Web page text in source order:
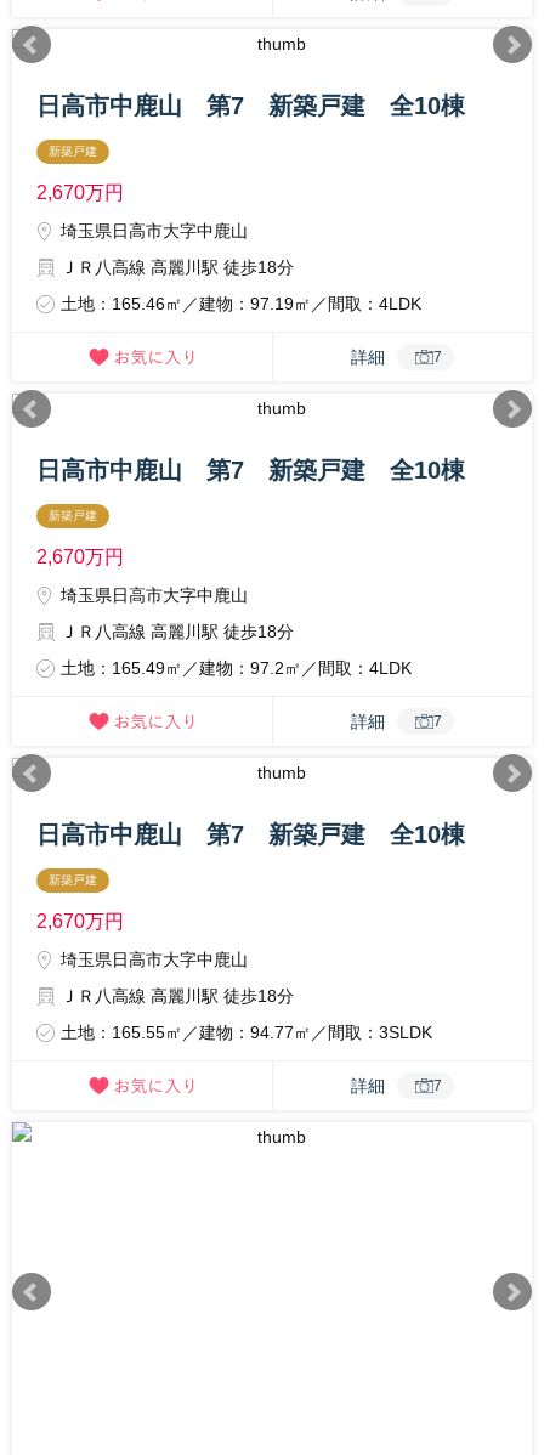
日高市中鹿山 第7 新築戸建 全10棟
新築戸建
2,670万円
埼玉県日高市大字中鹿山
ＪＲ八高線 高麗川駅 徒歩18分
土地：165.46㎡／建物：97.19㎡／間取：4LDK
詳細 7
日高市中鹿山 第7 新築戸建 全10棟
新築戸建
2,670万円
埼玉県日高市大字中鹿山
ＪＲ八高線 高麗川駅 徒歩18分
土地：165.49㎡／建物：97.2㎡／間取：4LDK
詳細 7
日高市中鹿山 第7 新築戸建 全10棟
新築戸建
2,670万円
埼玉県日高市大字中鹿山
ＪＲ八高線 高麗川駅 徒歩18分
土地：165.55㎡／建物：94.77㎡／間取：3SLDK
詳細 7